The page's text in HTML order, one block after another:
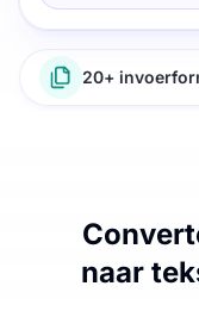
20+
naar